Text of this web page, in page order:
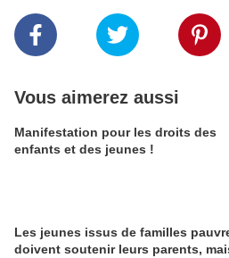
Vous aimerez aussi
Manifestation pour les droits des
enfants et des jeunes !
Les jeunes issus de familles
doivent soutenir leurs parents,